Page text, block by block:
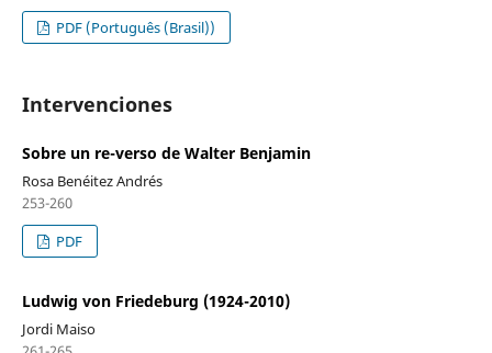
PDF (Português (Brasil))
Intervenciones
Sobre un re-verso de Walter Benjamin
Rosa Benéitez Andrés
253-260
PDF
Ludwig von Friedeburg (1924-2010)
Jordi Maiso